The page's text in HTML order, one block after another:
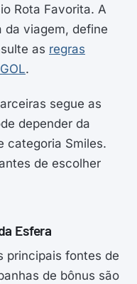
Rota Favorita. A
da viagem, define
as regras
.
segue as
depender da
categoria Smiles.
de escolher
Esfera
principais fontes de
de bônus são